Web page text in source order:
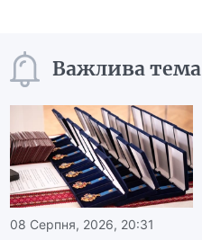
Важлива тема
08 Серпня, 2026, 20:31